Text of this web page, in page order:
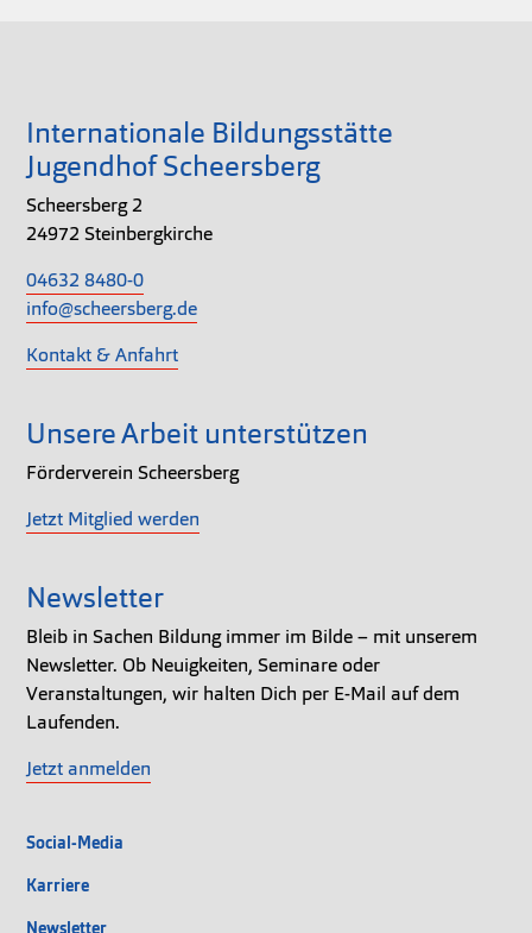
Internationale Bildungsstätte
Jugendhof Scheersberg
Scheersberg 2
24972 Steinbergkirche
04632 8480-0
info@scheersberg.de
Kontakt & Anfahrt
Unsere Arbeit unterstützen
Förderverein Scheersberg
Jetzt Mitglied werden
Newsletter
Bleib in Sachen Bildung immer im Bilde – mit unserem
Newsletter. Ob Neuigkeiten, Seminare oder
Veranstaltungen, wir halten Dich per E-Mail auf dem
Laufenden.
Jetzt anmelden
Social-Media
Karriere
Newsletter